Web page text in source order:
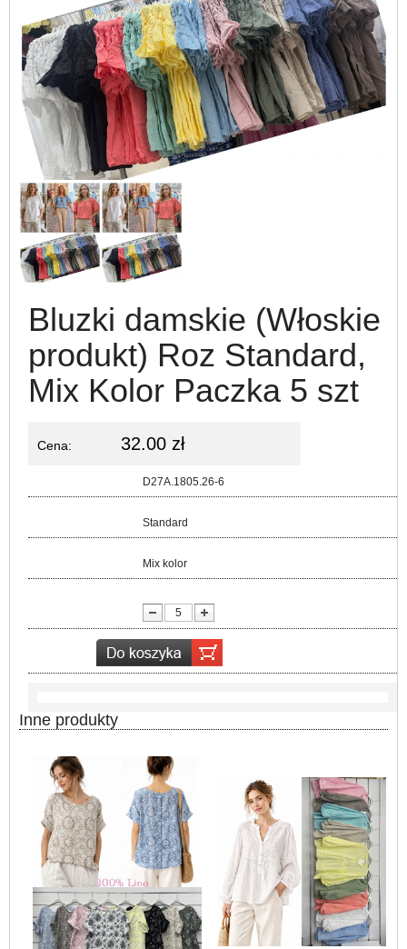
Bluzki damskie (Włoskie
produkt) Roz Standard,
Mix Kolor Paczka 5 szt
Cena: 32.00 zł
D27A.1805.26-6
Standard
Mix kolor
Inne produkty